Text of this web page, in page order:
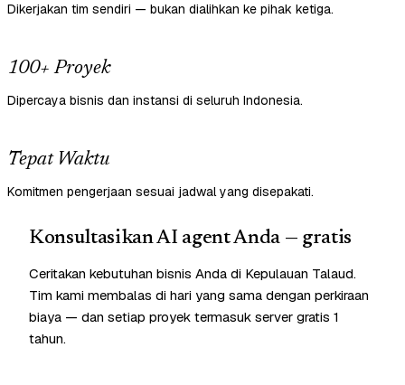
Dikerjakan tim sendiri — bukan dialihkan ke pihak ketiga.
100+ Proyek
Dipercaya bisnis dan instansi di seluruh Indonesia.
Tepat Waktu
Komitmen pengerjaan sesuai jadwal yang disepakati.
Konsultasikan AI agent Anda — gratis
Ceritakan kebutuhan bisnis Anda di Kepulauan Talaud.
Tim kami membalas di hari yang sama dengan perkiraan
biaya — dan setiap proyek termasuk server gratis 1
tahun.